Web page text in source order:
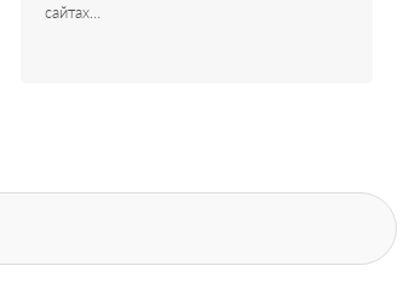
сайтах…